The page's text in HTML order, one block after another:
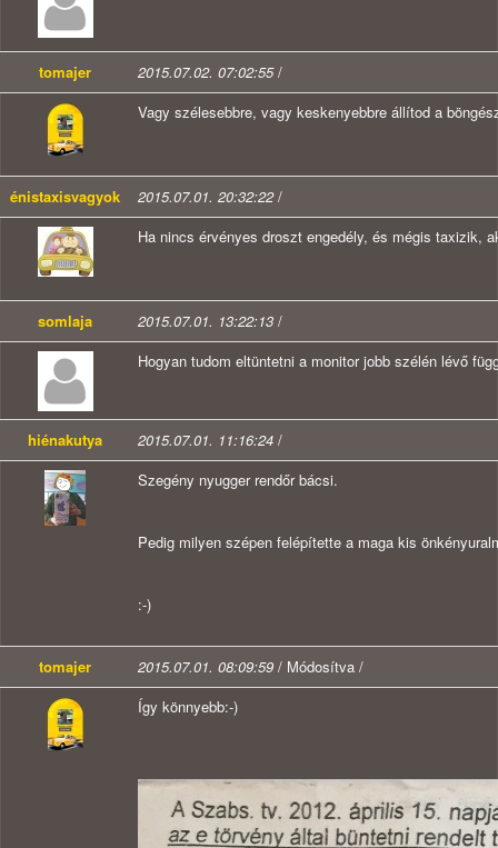
tomajer 2015.07.02. 07:02:55/
Vagy szélesebbre, vagy keskenyebbre állítod a
énistaxisvagyok 2015.07.01. 20:32:22/
Ha nincs érvényes droszt engedély, és mégis taxizik,
somlaja 2015.07.01. 13:22:13 /
Hogyan tudom eltüntetni a monitor jobb szélén lévő
hiénakutya 2015.07.01. 11:16:24 /
Szegény nyugger rendőr bácsi.
Pedig milyen szépen felépítette a maga kis
:-)
tomajer 2015.07.01. 08:09:59 / Módosítva /
Így könnyebb:-)